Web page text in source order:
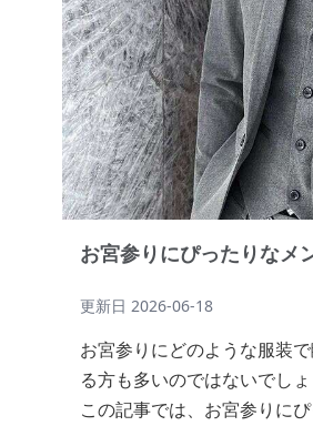
お宮参りにぴったりなメ
更新日 2026-06-18
お宮参りにどのような服装
る方も多いのではないでしょ
この記事では、お宮参りに